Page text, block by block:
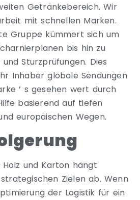
Getränkebereich. Wir
mit schnellen Marken.
Gruppe kümmert sich um
bis hin zu
Sturzprüfungen. Dies
Inhaber globale Sendungen
’ s gesehen wert durch
basierend auf tiefen
europäischen Wegen.
Holz und Karton hängt
Zielen ab. Wenn
der Logistik für ein